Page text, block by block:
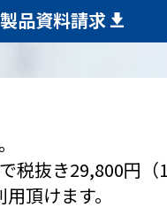
製品資料請求
税抜き29,800円
頂けます。